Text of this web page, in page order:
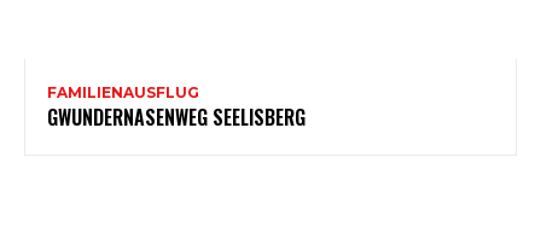
FAMILIENAUSFLUG
GWUNDERNASENWEG SEELISBERG